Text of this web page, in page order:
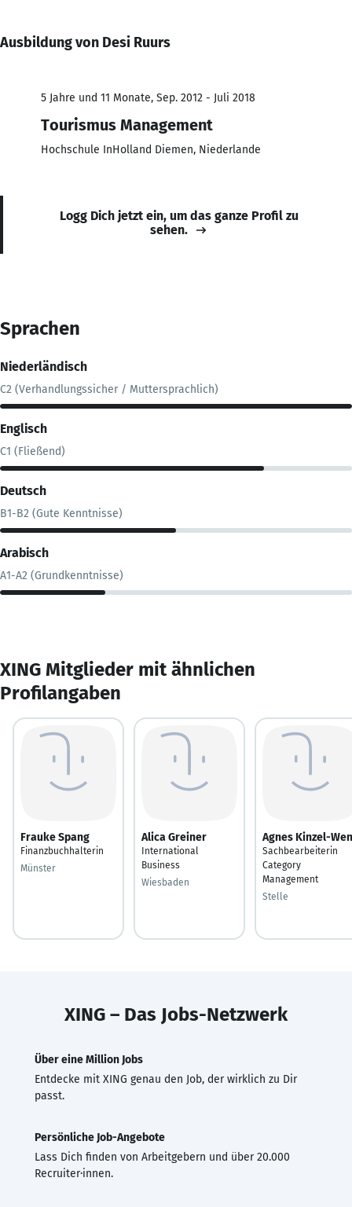
Ausbildung von Desi Ruurs
5 Jahre und 11 Monate, Sep. 2012 - Juli 2018
Tourismus Management
Hochschule InHolland Diemen, Niederlande
Logg Dich jetzt ein, um das ganze Profil zu
sehen.
Sprachen
Niederländisch
C2 (Verhandlungssicher / Muttersprachlich)
Englisch
C1 (Fließend)
Deutsch
B1-B2 (Gute Kenntnisse)
Arabisch
A1-A2 (Grundkenntnisse)
XING Mitglieder mit ähnlichen
Profilangaben
Frauke Spang
Finanzbuchhalterin
Münster
Alica Greiner
International
Business
Wiesbaden
Agnes Kinzel-
Sachbearbeiterin
Category
Management
Stelle
XING – Das Jobs-Netzwerk
Über eine Million Jobs
Entdecke mit XING genau den Job, der wirklich zu Dir
passt.
Persönliche Job-Angebote
Lass Dich finden von Arbeitgebern und über 20.000
Recruiter·innen.